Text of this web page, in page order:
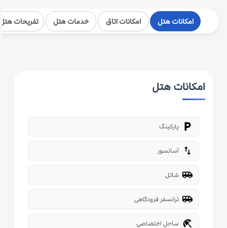
امکانات هتل امکانات اتاق خدمات هتل تفریحات
امکانات هتل
local_parking پارکینگ
import_export آسانسور
airport_shuttle شاتل
airport_shuttle ترانسفر فرودگاهی
beach_access ساحل اختصاصی